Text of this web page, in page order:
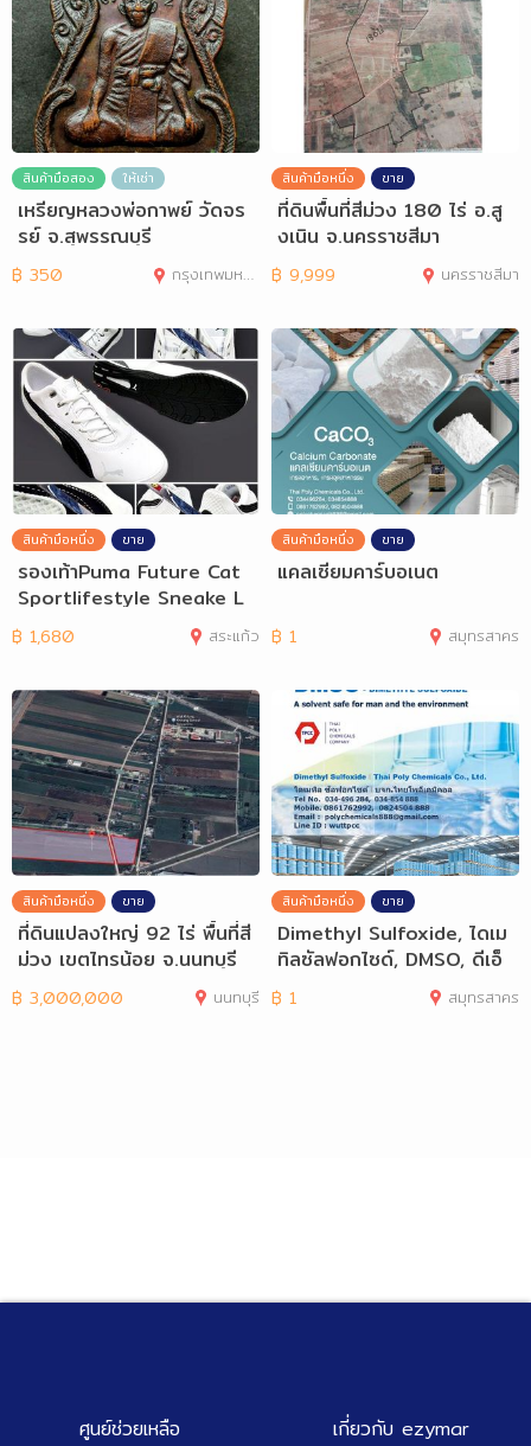
สินค้ามือสอง ให้เช่า
เหรียญหลวงพ่อกาพย์ วัดจร
รย์ จ.สุพรรณบุรี
฿ 350 กรุงเทพมหานคร
สินค้ามือหนึ่ง ขาย
ที่ดินพื้นที่สีม่วง 180 ไร่ อ.สู
งเนิน จ.นครราชสีมา
฿ 9,999 นครราชสีมา
สินค้ามือหนึ่ง ขาย
รองเท้าPuma Future Cat
Sportlifestyle Sneake L
eather 40-45
฿ 1,680 สระแก้ว
สินค้ามือหนึ่ง ขาย
แคลเซียมคาร์บอเนต
฿ 1 สมุทรสาคร
สินค้ามือหนึ่ง ขาย
ที่ดินแปลงใหญ่ 92 ไร่ พื้นที่สี
ม่วง เขตไทรน้อย จ.นนทบุรี
฿ 3,000,000 นนทบุรี
สินค้ามือหนึ่ง ขาย
Dimethyl Sulfoxide, ไดเม
ทิลซัลฟอกไซด์, DMSO, ดีเอ็
มเอสโอ
฿ 1 สมุทรสาคร
ศูนย์ช่วยเหลือ เกี่ยวกับ ezymar